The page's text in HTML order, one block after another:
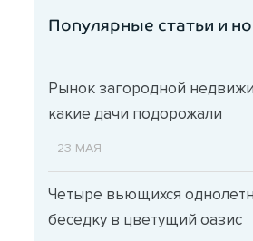
Популярные статьи и
Рынок загородной
какие дачи подорожали
23 МАЯ
Четыре вьющихся
беседку в цветущий оазис